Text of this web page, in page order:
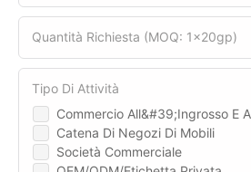
Quantità Richiesta (MOQ: 1x20gp)
Commercio All&#39;ingrosso E
Catena Di Negozi Di Mobili
Società Commerciale
Tipo Di Attività